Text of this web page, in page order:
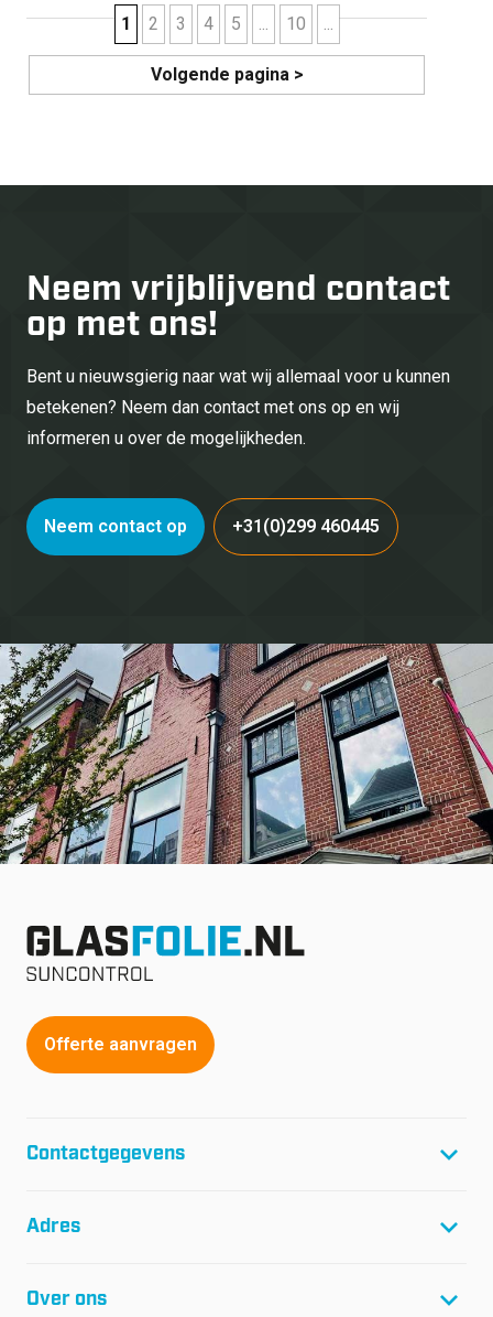
1 2 3 4 5 ... 10 ...
Volgende pagina >
Neem vrijblijvend contact
op met ons!
Bent u nieuwsgierig naar wat wij allemaal voor u kunnen
betekenen? Neem dan contact met ons op en wij
informeren u over de mogelijkheden.
Neem contact op +31(0)299 460445
Offerte aanvragen
Contactgegevens
F: +31(0)299-64 01 61
Adres
Netwerk 20
Over ons